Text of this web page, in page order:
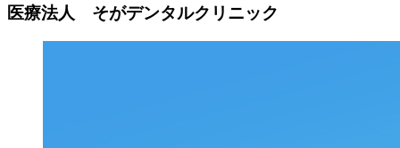
医療法人 そがデンタルクリニック